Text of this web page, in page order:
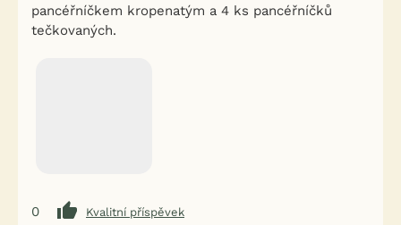
pancéřníčkem kropenatým a 4 ks pancéřníčků
tečkovaných.
0
Kvalitní příspěvek